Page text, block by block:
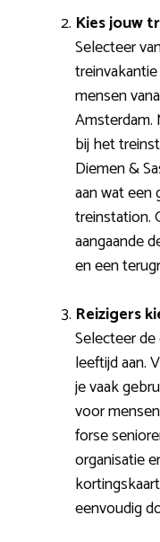
Kies jouw
Selecteer
mensen
Amsterdam.
bij het
Diemen &
aan wat een
treinstation.
aangaande
en een
Reizigers
Selecteer
leeftijd aan.
je vaak
voor
forse
organisatie
eenvoudig